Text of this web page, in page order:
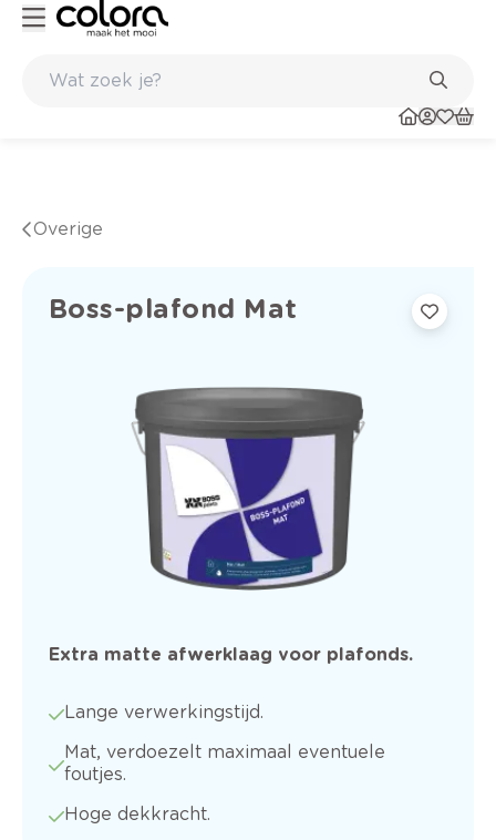
Overige
Boss-plafond Mat
Extra matte afwerklaag voor plafonds.
Lange verwerkingstijd.
Mat, verdoezelt maximaal eventuele
foutjes.
Hoge dekkracht.